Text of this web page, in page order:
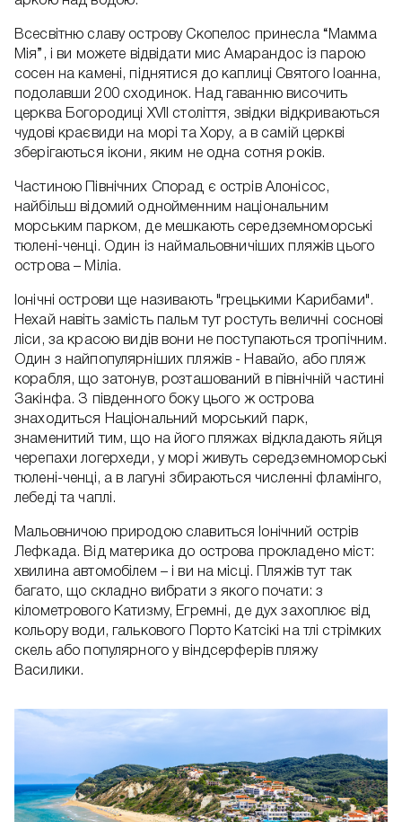
Всесвітню славу острову Скопелос принесла “Мамма
Мія”, і ви можете відвідати мис Амарандос із парою
сосен на камені, піднятися до каплиці Святого Іоанна,
подолавши 200 сходинок. Над гаванню височить
церква Богородиці XVII століття, звідки відкриваються
чудові краєвиди на морі та Хору, а в самій церкві
зберігаються ікони, яким не одна сотня років.
Частиною Північних Спорад є острів Алонісос,
найбільш відомий однойменним національним
морським парком, де мешкають середземноморські
тюлені-ченці. Один із наймальовничіших пляжів цього
острова – Міліа.
Іонічні острови ще називають "грецькими Карибами".
Нехай навіть замість пальм тут ростуть величні соснові
ліси, за красою видів вони не поступаються тропічним.
Один з найпопулярніших пляжів - Навайо, або пляж
корабля, що затонув, розташований в північній частині
Закінфа. З південного боку цього ж острова
знаходиться Національний морський парк,
знаменитий тим, що на його пляжах відкладають яйця
черепахи логерхеди, у морі живуть середземноморські
тюлені-ченці, а в лагуні збираються численні фламінго,
лебеді та чаплі.
Мальовничою природою славиться Іонічний острів
Лефкада. Від материка до острова прокладено міст:
хвилина автомобілем – і ви на місці. Пляжів тут так
багато, що складно вибрати з якого почати: з
кілометрового Катизму, Егремні, де дух захоплює від
кольору води, галькового Порто Катсікі на тлі стрімких
скель або популярного у віндсерферів пляжу
Василики.